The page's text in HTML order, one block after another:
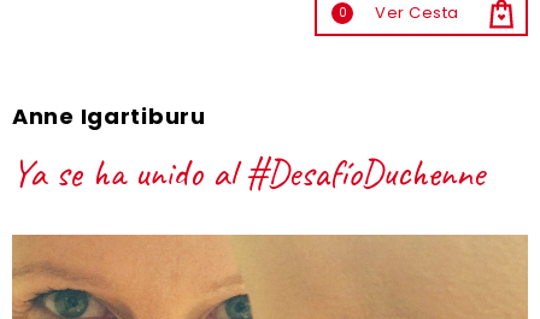
0 Ver Cesta
Anne Igartiburu
Ya se ha unido al #DesafíoDuchenne